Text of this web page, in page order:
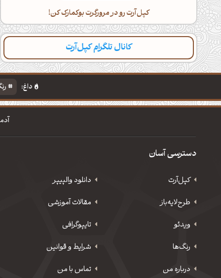
کپل‌آرت رو در مرورگرت بوکمارک کن!
کانال تلگرام کپل‌آرت
داغ:
دسترسی آسان
کپل‌آرت دانلود‌ والپیپر
طرح‌لایه‌باز
مقالات آموزشی
ویدئو
‌تایپوگرافی
رنگ‌ها
شرایط و قوانین
درباره من
تماس با من